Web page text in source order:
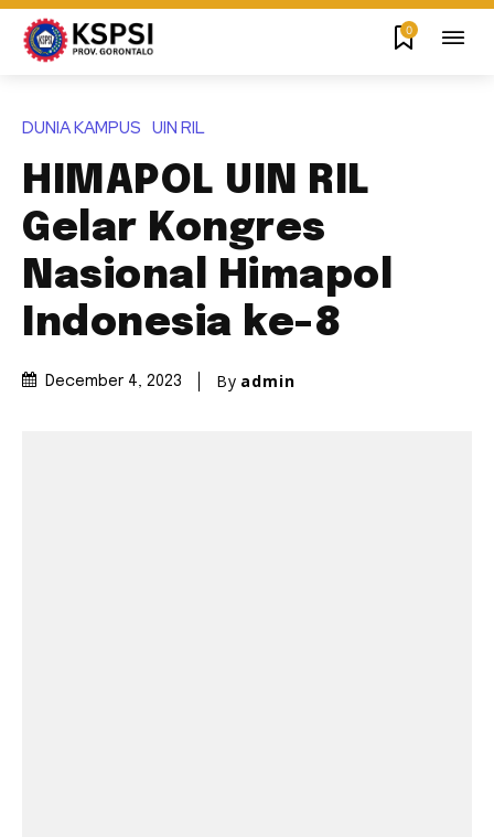
0
DUNIA KAMPUS UIN RIL
HIMAPOL UIN RIL
Gelar Kongres
Nasional Himapol
Indonesia ke-8
December 4, 2023 By admin